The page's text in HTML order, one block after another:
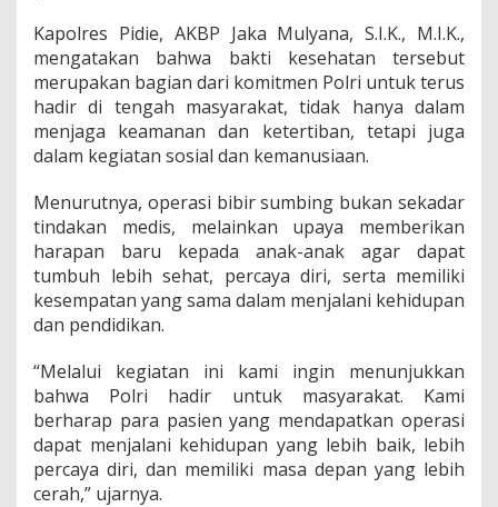
Kapolres Pidie, AKBP Jaka Mulyana, S.I.K., M.I.K.,
mengatakan bahwa bakti kesehatan tersebut
merupakan bagian dari komitmen Polri untuk terus
hadir di tengah masyarakat, tidak hanya dalam
menjaga keamanan dan ketertiban, tetapi juga
dalam kegiatan sosial dan kemanusiaan.
Menurutnya, operasi bibir sumbing bukan sekadar
tindakan medis, melainkan upaya memberikan
harapan baru kepada anak-anak agar dapat
tumbuh lebih sehat, percaya diri, serta memiliki
kesempatan yang sama dalam menjalani kehidupan
dan pendidikan.
“Melalui kegiatan ini kami ingin menunjukkan
bahwa Polri hadir untuk masyarakat. Kami
berharap para pasien yang mendapatkan operasi
dapat menjalani kehidupan yang lebih baik, lebih
percaya diri, dan memiliki masa depan yang lebih
cerah,” ujarnya.